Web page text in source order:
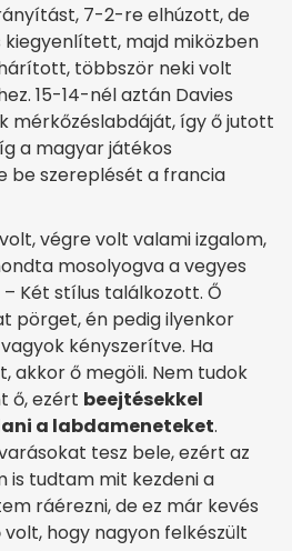
7-2-re elhúzott, de
kiegyenlített, majd miközben
többször neki volt
15-14-nél aztán Davies
mérkőzéslabdáját, így ő jutott
a magyar játékos
be szereplését a francia
végre volt valami izgalom,
mosolyogva a vegyes
Két stílus találkozott. Ő
pörget, én pedig ilyenkor
kényszerítve. Ha
akkor ő megöli. Nem tudok
ő, ezért beejtésekkel
a labdameneteket.
tesz bele, ezért az
is tudtam mit kezdeni a
ráérezni, de ez már kevés
hogy nagyon felkészült